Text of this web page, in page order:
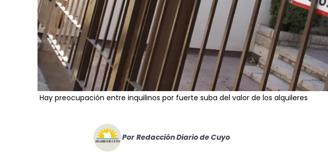
Hay preocupación entre inquilinos por fuerte suba del valor de los alquileres
Por Redacción Diario de Cuyo